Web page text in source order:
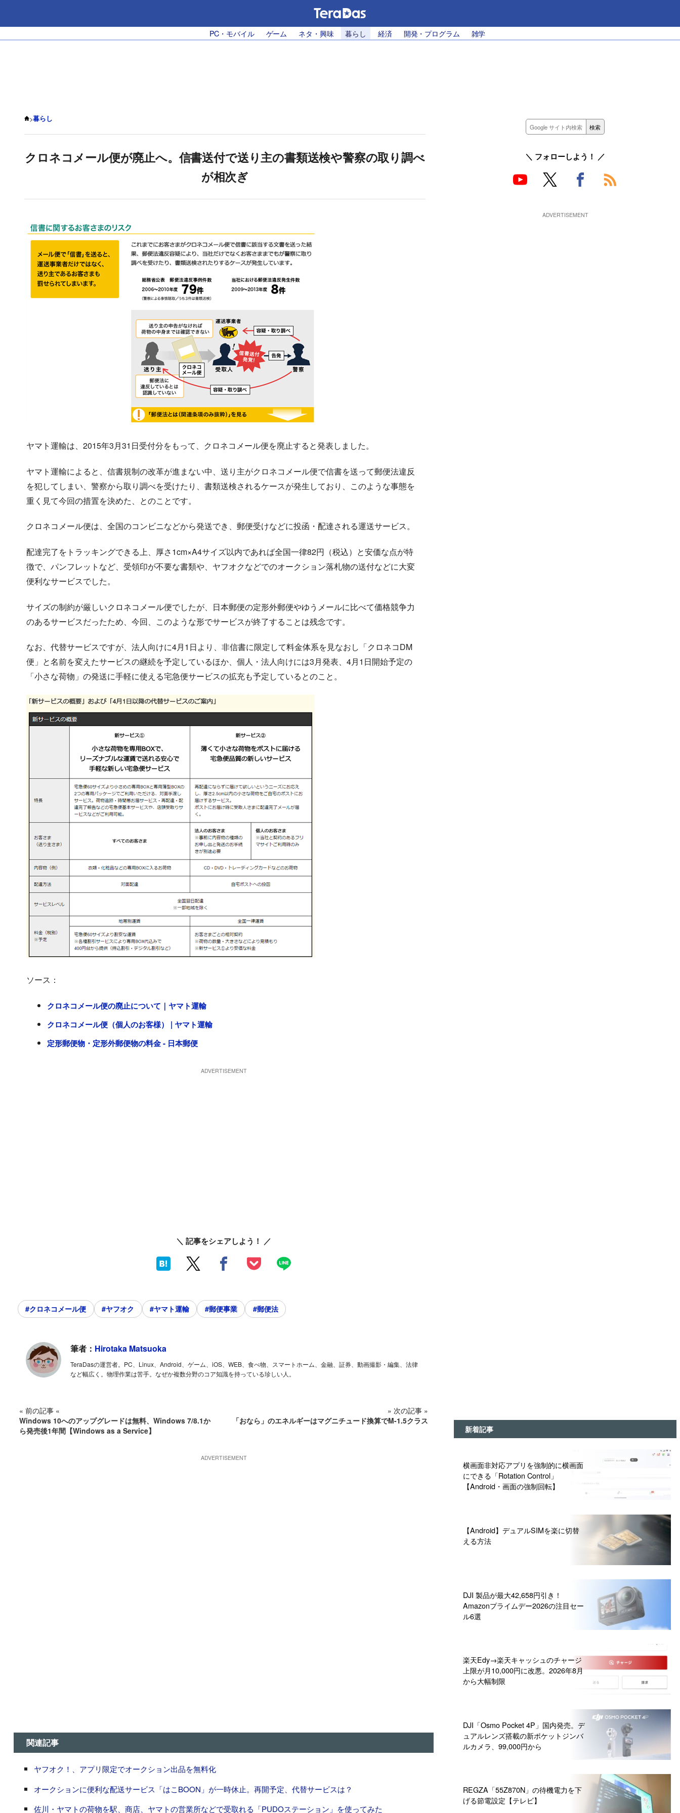
PC・モバイル ゲーム ネタ・興味 暮らし 経済 開発・プログラム 雑学
>暮らし
クロネコメール便が廃止へ。信書送付で送り主の書類送検や警察の取り調べ
が相次ぎ
ヤマト運輸は、2015年3月31日受付分をもって、クロネコメール便を廃止すると発表しました。
ヤマト運輸によると、信書規制の改革が進まない中、送り主がクロネコメール便で信書を送って郵便法違反
を犯してしまい、警察から取り調べを受けたり、書類送検されるケースが発生しており、このような事態を
重く見て今回の措置を決めた、とのことです。
クロネコメール便は、全国のコンビニなどから発送でき、郵便受けなどに投函・配達される運送サービス。
配達完了をトラッキングできる上、厚さ1cm×A4サイズ以内であれば全国一律82円（税込）と安価な点が特
徴で、パンフレットなど、受領印が不要な書類や、ヤフオクなどでのオークション落札物の送付などに大変
便利なサービスでした。
サイズの制約が厳しいクロネコメール便でしたが、日本郵便の定形外郵便やゆうメールに比べて価格競争力
のあるサービスだったため、今回、このような形でサービスが終了することは残念です。
なお、代替サービスですが、法人向けに4月1日より、非信書に限定して料金体系を見なおし「クロネコDM
便」と名前を変えたサービスの継続を予定しているほか、個人・法人向けには3月発表、4月1日開始予定の
「小さな荷物」の発送に手軽に使える宅急便サービスの拡充も予定しているとのこと。
ソース：
クロネコメール便の廃止について｜ヤマト運輸
クロネコメール便（個人のお客様） | ヤマト運輸
定形郵便物・定形外郵便物の料金 - 日本郵便
＼ 記事をシェアしよう！ ／
#クロネコメール便 #ヤフオク #ヤマト運輸 #郵便事業 #郵便法
筆者： Hirotaka Matsuoka
TeraDasの運営者。PC、Linux、Android、ゲーム、iOS、WEB、食べ物、スマートホーム、金融、証券、動画撮影・編集、法律
など幅広く。物理作業は苦手。なぜか複数分野のコア知識を持っている珍しい人。
« 前の記事 «
Windows 10へのアップグレードは無料、Windows 7/8.1か
ら発売後1年間【Windows as a Service】
» 次の記事 »
「おなら」のエネルギーはマグニチュード換算でM-1.5クラス
関連記事
ヤフオク！、アプリ限定でオークション出品を無料化
オークションに便利な配送サービス「はこBOON」が一時休止。再開予定、代替サービスは？
佐川・ヤマトの荷物を駅、商店、ヤマトの営業所などで受取れる「PUDOステーション」を使ってみた
＼ フォローしよう！ ／
新着記事
横画面非対応アプリを強制的に横画面
にできる「Rotation Control」
【Android・画面の強制回転】
【Android】デュアルSIMを楽に切替
える方法
DJI 製品が最大42,658円引き！
Amazonプライムデー2026の注目セー
ル6選
楽天Edy→楽天キャッシュのチャージ
上限が月10,000円に改悪。2026年8月
から大幅制限
DJI「Osmo Pocket 4P」国内発売。デ
ュアルレンズ搭載の新ポケットジンバ
ルカメラ、99,000円から
REGZA「55Z870N」の待機電力を下
げる節電設定【テレビ】